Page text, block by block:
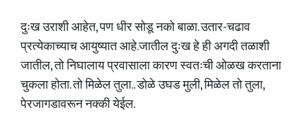
दुःख उराशी आहेत, पण धीर सोडू नको बाळा. उतार-चढाव
प्रत्येकाच्याच आयुष्यात आहे.जातील दुःख हे ही अगदी तळाशी
जातील, तो निघालाय प्रवासाला कारण स्वतःची ओळख करताना
चुकला होता. तो मिळेल तुला.. डोळे उघड मुली, मिळेल तो तुला,
पेरजागडावरून नक्की येईल.